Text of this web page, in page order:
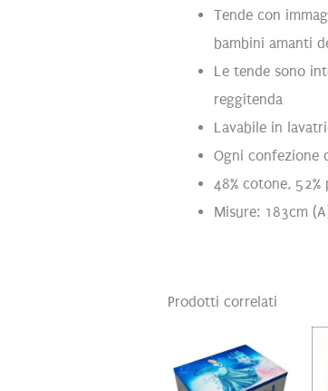
Tende con
bambini amanti
Le tende sono
reggitenda
Lavabile in
Ogni confezione
48% cotone, 52%
Misure: 183cm
Prodotti correlati